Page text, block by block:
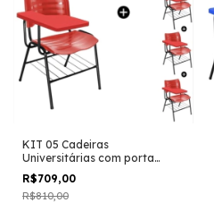
KIT 05 Cadeiras
Universitárias com porta
livros cor Vermelho Prancheta
Plástica
R$709,00
R$810,00